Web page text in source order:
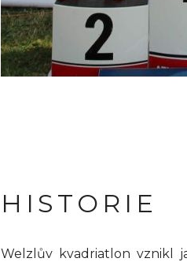
HISTORIE
Welzlův kvadriatlon vznikl